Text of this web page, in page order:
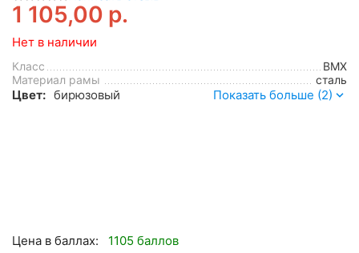
1 105,00 р.
Нет в наличии
Класс
BMX
Материал рамы
сталь
Цвет: бирюзовый Показать больше (2)
Цена в баллах:
1105 баллов